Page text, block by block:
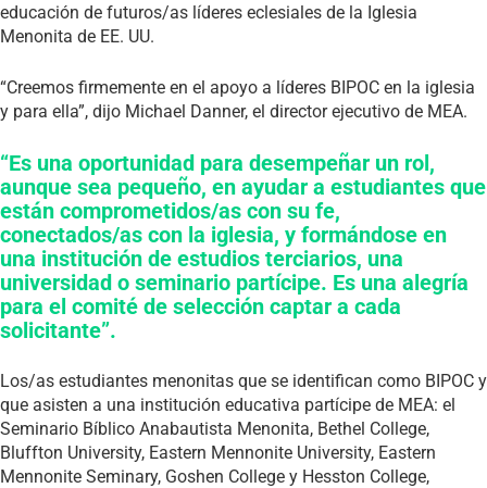
educación de futuros/as líderes eclesiales de la Iglesia
Menonita de EE. UU.
“Creemos firmemente en el apoyo a líderes BIPOC en la iglesia
y para ella”, dijo Michael Danner, el director ejecutivo de MEA.
“Es una oportunidad para desempeñar un rol,
aunque sea pequeño, en ayudar a estudiantes que
están comprometidos/as con su fe,
conectados/as con la iglesia, y formándose en
una institución de estudios terciarios, una
universidad o seminario partícipe. Es una alegría
para el comité de selección captar a cada
solicitante”.
Los/as estudiantes menonitas que se identifican como BIPOC y
que asisten a una institución educativa partícipe de MEA: el
Seminario Bíblico Anabautista Menonita, Bethel College,
Bluffton University, Eastern Mennonite University, Eastern
Mennonite Seminary, Goshen College y Hesston College,